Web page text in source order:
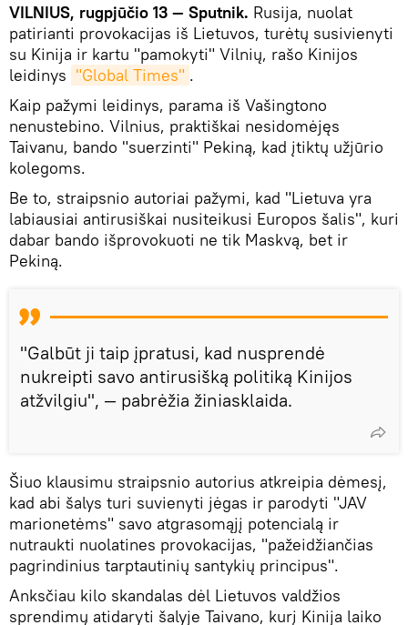
VILNIUS, rugpjūčio 13 — Sputnik. Rusija, nuolat
patirianti provokacijas iš Lietuvos, turėtų susivienyti
su Kinija ir kartu "pamokyti" Vilnių, rašo Kinijos
leidinys "Global Times" .
Kaip pažymi leidinys, parama iš Vašingtono
nenustebino. Vilnius, praktiškai nesidomėjęs
Taivanu, bando "suerzinti" Pekiną, kad įtiktų užjūrio
kolegoms.
Be to, straipsnio autoriai pažymi, kad "Lietuva yra
labiausiai antirusiškai nusiteikusi Europos šalis", kuri
dabar bando išprovokuoti ne tik Maskvą, bet ir
Pekiną.
"Galbūt ji taip įpratusi, kad nusprendė
nukreipti savo antirusišką politiką Kinijos
atžvilgiu", — pabrėžia žiniasklaida.
Šiuo klausimu straipsnio autorius atkreipia dėmesį,
kad abi šalys turi suvienyti jėgas ir parodyti "JAV
marionetėms" savo atgrasomąjį potencialą ir
nutraukti nuolatines provokacijas, "pažeidžiančias
pagrindinius tarptautinių santykių principus".
Anksčiau kilo skandalas dėl Lietuvos valdžios
sprendimų atidaryti šalyje Taivano, kurį Kinija laiko